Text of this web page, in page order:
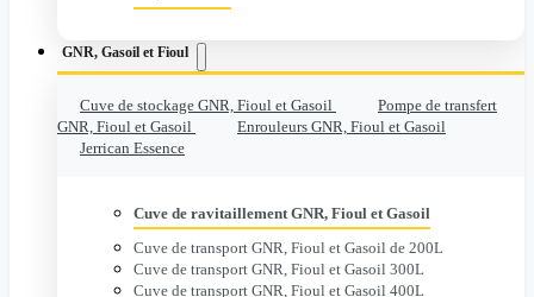
GNR, Gasoil et Fioul
Cuve de stockage GNR, Fioul et Gasoil
Pompe de transfert
GNR, Fioul et Gasoil
Enrouleurs GNR, Fioul et Gasoil
Jerrican Essence
Cuve de ravitaillement GNR, Fioul et Gasoil
Cuve de transport GNR, Fioul et Gasoil de 200L
Cuve de transport GNR, Fioul et Gasoil 300L
Cuve de transport GNR, Fioul et Gasoil 400L